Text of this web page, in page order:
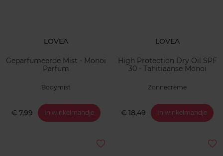
LOVEA
Geparfumeerde Mist - Monoi
Parfum
Bodymist
€ 7,99 In winkelmandje
LOVEA
High Protection Dry Oil SPF
30 - Tahitiaanse Monoi
Zonnecrème
€ 18,49 In winkelmandje